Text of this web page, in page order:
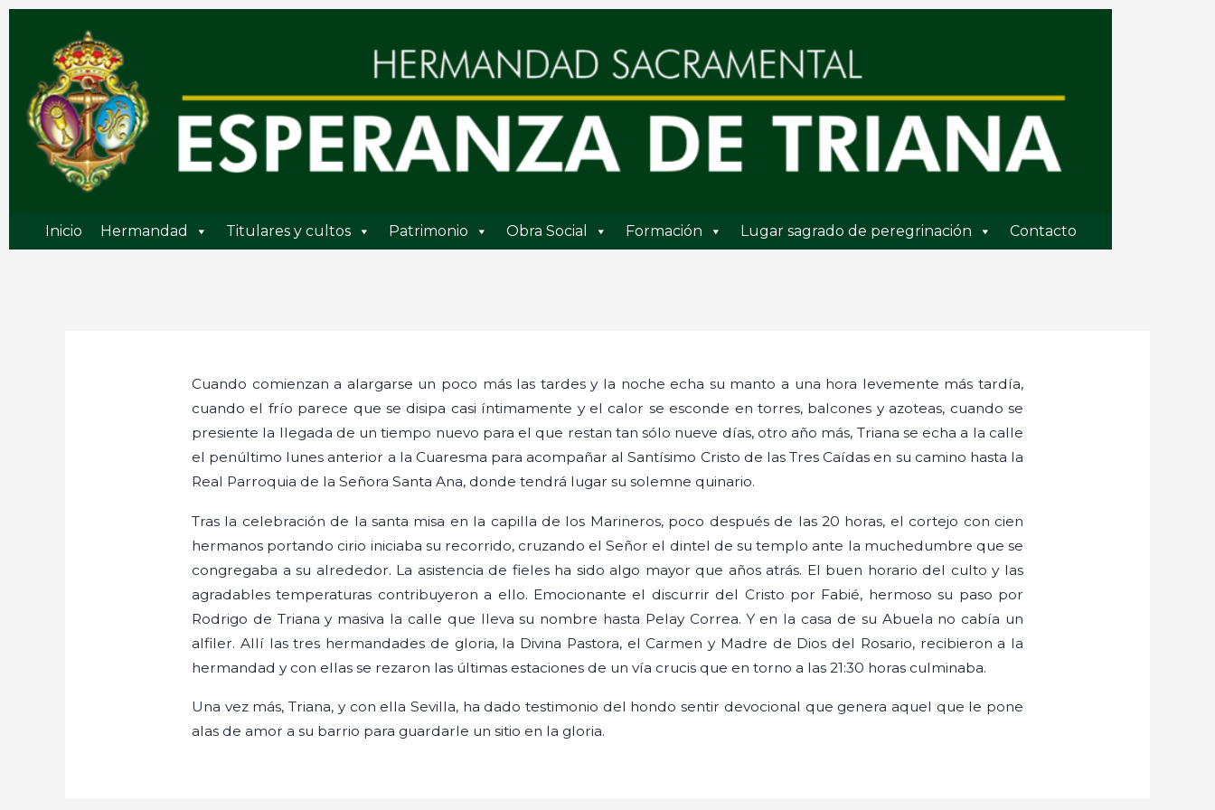
contenido
Inicio Hermandad Titulares y cultos Patrimonio Obra Social Formación Lugar sagrado de peregrinación Contacto
Cuando comienzan a alargarse un poco más las tardes y la noche echa su manto a una hora levemente más tardía,
cuando el frío parece que se disipa casi íntimamente y el calor se esconde en torres, balcones y azoteas, cuando se
presiente la llegada de un tiempo nuevo para el que restan tan sólo nueve días, otro año más, Triana se echa a la calle
el penúltimo lunes anterior a la Cuaresma para acompañar al Santísimo Cristo de las Tres Caídas en su camino hasta la
Real Parroquia de la Señora Santa Ana, donde tendrá lugar su solemne quinario.
Tras la celebración de la santa misa en la capilla de los Marineros, poco después de las 20 horas, el cortejo con cien
hermanos portando cirio iniciaba su recorrido, cruzando el Señor el dintel de su templo ante la muchedumbre que se
congregaba a su alrededor. La asistencia de fieles ha sido algo mayor que años atrás. El buen horario del culto y las
agradables temperaturas contribuyeron a ello. Emocionante el discurrir del Cristo por Fabié, hermoso su paso por
Rodrigo de Triana y masiva la calle que lleva su nombre hasta Pelay Correa. Y en la casa de su Abuela no cabía un
alfiler. Allí las tres hermandades de gloria, la Divina Pastora, el Carmen y Madre de Dios del Rosario, recibieron a la
hermandad y con ellas se rezaron las últimas estaciones de un vía crucis que en torno a las 21:30 horas culminaba.
Una vez más, Triana, y con ella Sevilla, ha dado testimonio del hondo sentir devocional que genera aquel que le pone
alas de amor a su barrio para guardarle un sitio en la gloria.